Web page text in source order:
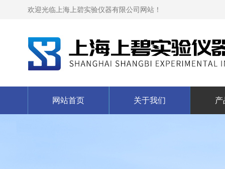
欢迎光临上海上碧实验仪器有限公司网站！
网站首页 关于我们 产